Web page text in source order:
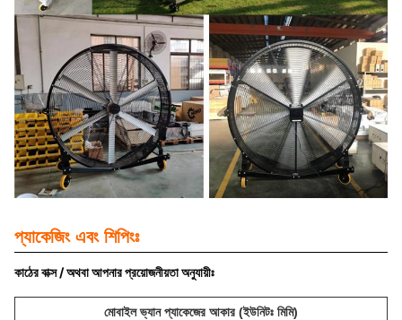
প্যাকেজিং এবং শিপিংঃ
কাঠের বাক্স / অথবা আপনার প্রয়োজনীয়তা অনুযায়ীঃ
মোবাইল ভ্যান প্যাকেজের আকার (ইউনিটঃ মিমি)